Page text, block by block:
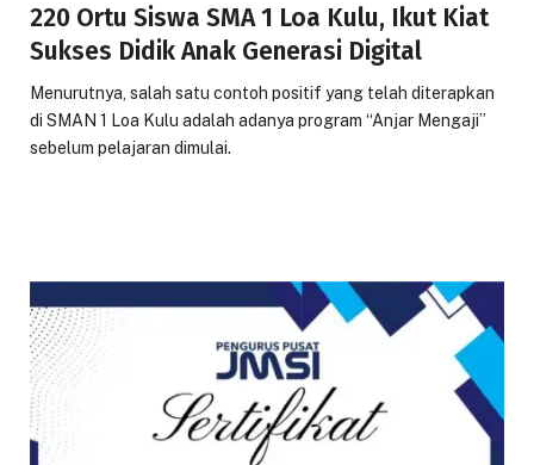
220 Ortu Siswa SMA 1 Loa Kulu, Ikut Kiat
Sukses Didik Anak Generasi Digital
Menurutnya, salah satu contoh positif yang telah diterapkan
di SMAN 1 Loa Kulu adalah adanya program “Anjar Mengaji”
sebelum pelajaran dimulai.